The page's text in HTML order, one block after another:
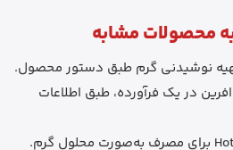
محصولات مشابه
نوشیدنی گرم طبق دستور محصول.
در یک فرآورده، طبق اطلاعات